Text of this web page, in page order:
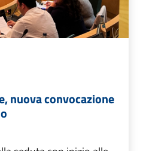
nuova convocazione